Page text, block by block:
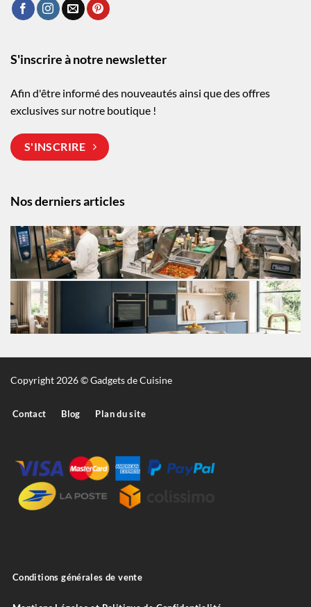
Nos derniers articles
S'inscrire à notre newsletter
Afin d'être informé des nouveautés ainsi que des offres
exclusives sur notre boutique !
S'INSCRIRE
Copyright 2026 © Gadgets de Cuisine
Contact Blog Plan du site
Conditions générales de vente